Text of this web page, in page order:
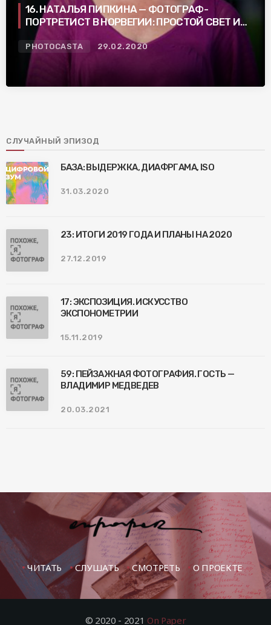
16. НАТАЛЬЯ ПИПКИНА — ФОТОГРАФ-
ПОРТРЕТИСТ В НОРВЕГИИ: ПРОСТОЙ СВЕТ И
НЕ ПУСТЫЕ ФОТОГРАФИИ
PHOTOCASTA 29.02.2020
СЛУЧАЙНЫЙ ЭПИЗОД
БАЗА: ВЫДЕРЖКА, ДИАФРГАМА, ISO
31.03.2020
23: ИТОГИ 2019 ГОДА И ПЛАНЫ НА 2020
27.12.2019
17: ЭКСПОЗИЦИЯ. ИСКУССТВО
ЭКСПОНОМЕТРИИ
15.11.2019
59: ПЕЙЗАЖНАЯ ФОТОГРАФИЯ. ГОСТЬ —
ВЛАДИМИР МЕДВЕДЕВ
20.03.2021
ЧИТАТЬ СЛУШАТЬ СМОТРЕТЬ О ПРОЕКТЕ
© 2020 - 2021 On Paper